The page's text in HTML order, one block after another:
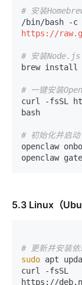
# 安装
/bin/bash -c
https://
# 安装Node.js
brew install
# 一键安装
curl -fsSL
bash
# 初始化并启动
openclaw
5.3 Linux（
# 更新并安装依
sudo apt
curl -fsSL
https://